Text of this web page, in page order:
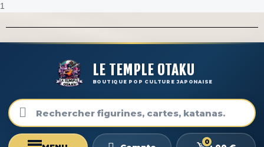
1
LE TEMPLE OTAKU
BOUTIQUE POP CULTURE JAPONAISE
0